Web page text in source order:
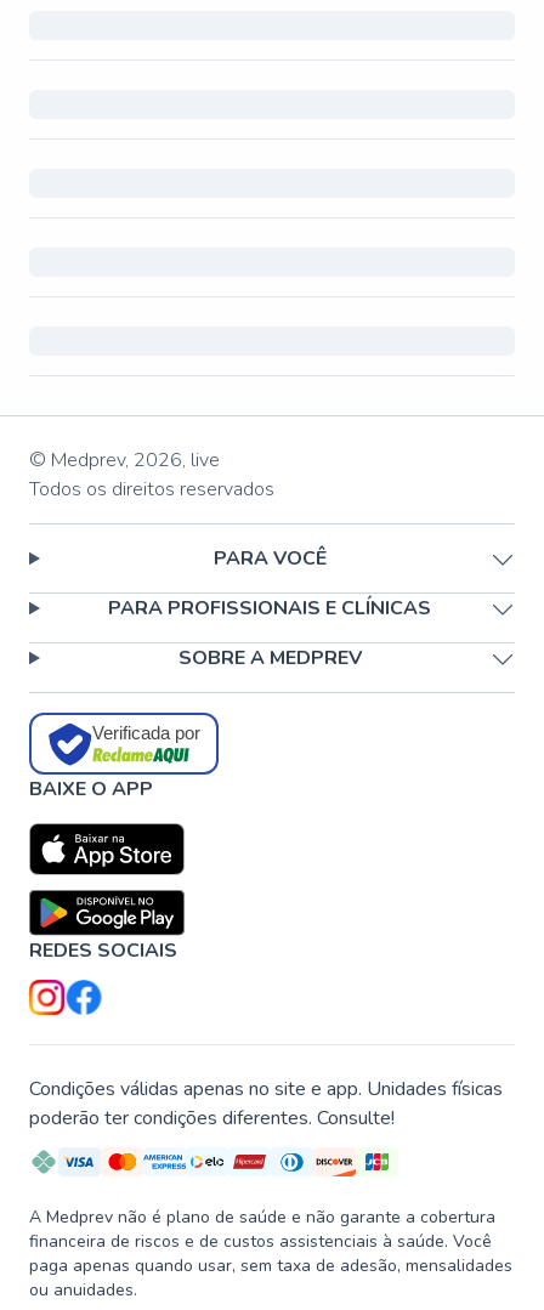
© Medprev, 2026, live
Todos os direitos reservados
PARA VOCÊ
PARA PROFISSIONAIS E CLÍNICAS
SOBRE A MEDPREV
Verificada por
BAIXE O APP
REDES SOCIAIS
Condições válidas apenas no site e app. Unidades físicas
poderão ter condições diferentes. Consulte!
A Medprev não é plano de saúde e não garante a cobertura
financeira de riscos e de custos assistenciais à saúde. Você
paga apenas quando usar, sem taxa de adesão, mensalidades
ou anuidades.